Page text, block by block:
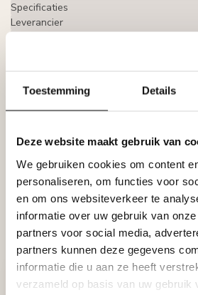
Toestemming Details
Deze website maakt gebruik van
We gebruiken cookies om content
personaliseren, om functies voor
en om ons websiteverkeer te
informatie over uw gebruik van
partners voor social media,
partners kunnen deze gegevens
informatie die u aan ze heeft
verzameld op basis van uw gebruik
Specificaties
Leverancier
Gerelateerde producten
HOMESTAR
Homestar Lijmkoker
g)
Recent bekeken